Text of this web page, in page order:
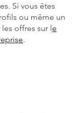
Si vous êtes
ou même un
offres sur le
.